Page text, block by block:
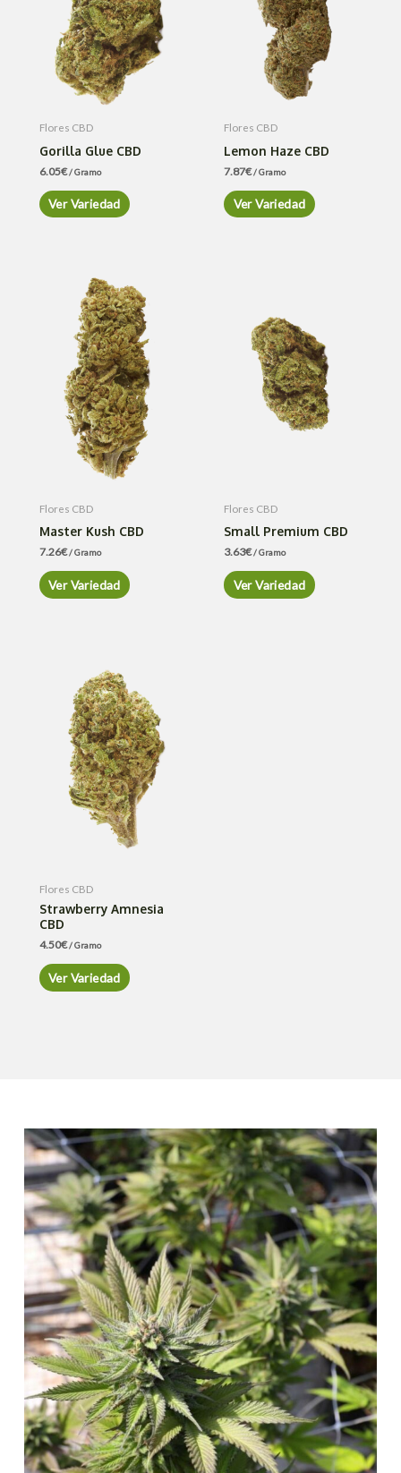
Flores CBD
Gorilla Glue CBD
6.05€/ Gramo
Ver Variedad
Flores CBD
Lemon Haze CBD
7.87€/ Gramo
Ver Variedad
Flores CBD
Master Kush CBD
7.26€/ Gramo
Ver Variedad
Flores CBD
Small Premium CBD
3.63€/ Gramo
Ver Variedad
Flores CBD
Strawberry Amnesia
CBD
4.50€/ Gramo
Ver Variedad